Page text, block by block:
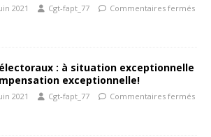
2021 Cgt-fapt_77 Commentaires fermés
: à situation exceptionnelle
exceptionnelle!
2021 Cgt-fapt_77 Commentaires fermés